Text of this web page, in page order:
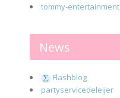
tommy-entertainment
News
Flashblog
partyservicedeleijer